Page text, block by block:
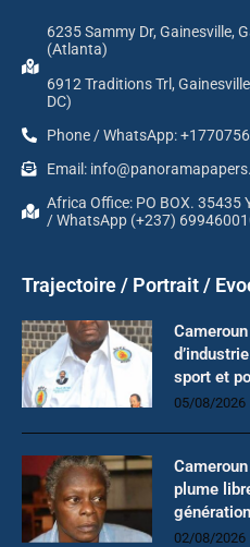
6235 Sammy Dr, Gainesville,
(Atlanta)
6912 Traditions Trl,
DC)
Phone / WhatsApp:
Email:
Africa Office: PO BOX. 35435
/ WhatsApp (+237)
Trajectoire / Portrait /
sport et
05/08/2026
plume
02/08/2026